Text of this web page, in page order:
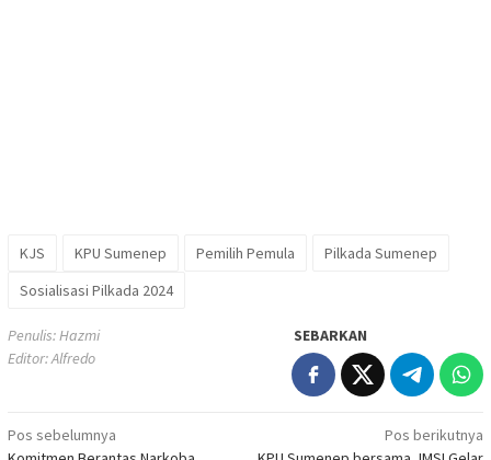
KJS KPU Sumenep Pemilih Pemula
Pilkada Sumenep
Sosialisasi Pilkada 2024
Penulis: Hazmi
Editor: Alfredo
SEBARKAN
Navigasi
Pos sebelumnya
Pos berikutnya